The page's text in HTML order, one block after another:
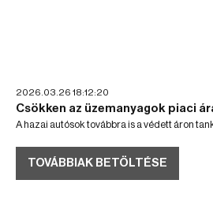
2026.03.26 18:12:20
Csökken az üzemanyagok piaci
A hazai autósok továbbra is a védett áron
TOVÁBBIAK BETÖLTÉSE